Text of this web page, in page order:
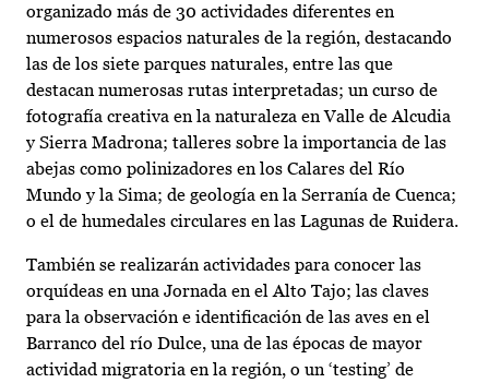
organizado más de 30 actividades diferentes en
numerosos espacios naturales de la región, destacando
las de los siete parques naturales, entre las que
destacan numerosas rutas interpretadas; un curso de
fotografía creativa en la naturaleza en Valle de Alcudia
y Sierra Madrona; talleres sobre la importancia de las
abejas como polinizadores en los Calares del Río
Mundo y la Sima; de geología en la Serranía de Cuenca;
o el de humedales circulares en las Lagunas de Ruidera.
También se realizarán actividades para conocer las
orquídeas en una Jornada en el Alto Tajo; las claves
para la observación e identificación de las aves en el
Barranco del río Dulce, una de las épocas de mayor
actividad migratoria en la región, o un ‘testing’ de